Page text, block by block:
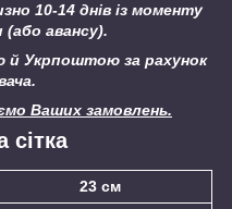
10-14 днів із моменту
авансу).
Укрпоштою за рахунок
Ваших замовлень.
сітка
23 см